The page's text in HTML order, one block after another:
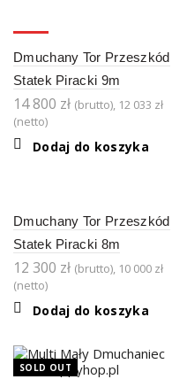
Dmuchany Tor Przeszkód
Statek Piracki 9m
14 800 zł (brutto), 12 033 zł
(netto)
Dodaj do koszyka
Dmuchany Tor Przeszkód
Statek Piracki 8m
12 300 zł (brutto), 10 000 zł
(netto)
Dodaj do koszyka
SOLD OUT